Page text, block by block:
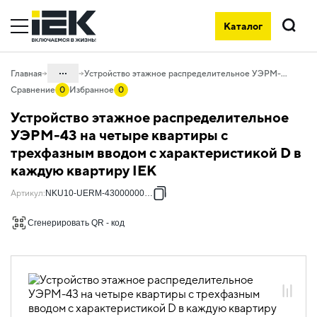
Каталог
Поиск
Главная ...
50. Типовые решения НКУ
50.07 Устройства этажные
распределительные
50.07.02 НКУ Устройства этажные
распределительные трехфазные
50.07.02.04 устройства этажные
Устройство этажное распределительное УЭРМ-43 на четыре квартиры с трехфазным вводом с характеристикой D в каждую квартиру IEK
Сравнение 0 Избранное 0
Устройство этажное распределительное
УЭРМ-43 на четыре квартиры с
трехфазным вводом с характеристикой D в
каждую квартиру IEK
Артикул: NKU10-UERM-43000000-02
Сгенерировать QR - код